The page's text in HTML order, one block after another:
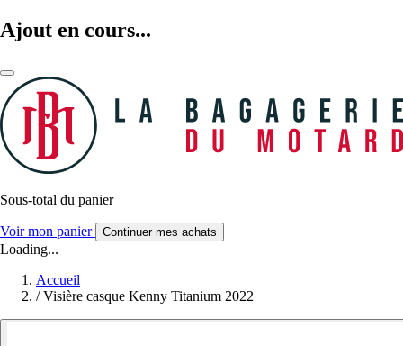
Ajout en cours...
Sous-total du panier
Voir mon panier Continuer mes achats
Loading...
Accueil
/ Visière casque Kenny Titanium 2022